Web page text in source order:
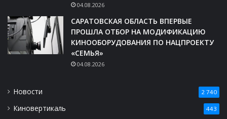
04.08.2026
САРАТОВСКАЯ ОБЛАСТЬ ВПЕРВЫЕ
ПРОШЛА ОТБОР НА МОДИФИКАЦИЮ
КИНООБОРУДОВАНИЯ ПО НАЦПРОЕКТУ
«СЕМЬЯ»
04.08.2026
Новости 2 740
Киновертикаль 443